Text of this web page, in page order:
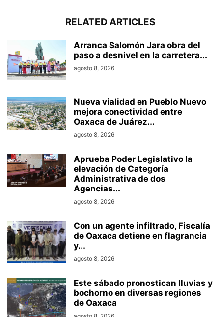
RELATED ARTICLES
Arranca Salomón Jara obra del
paso a desnivel en la carretera...
agosto 8, 2026
Nueva vialidad en Pueblo Nuevo
mejora conectividad entre
Oaxaca de Juárez...
agosto 8, 2026
Aprueba Poder Legislativo la
elevación de Categoría
Administrativa de dos
Agencias...
agosto 8, 2026
Con un agente infiltrado, Fiscalía
de Oaxaca detiene en flagrancia
y...
agosto 8, 2026
Este sábado pronostican lluvias y
bochorno en diversas regiones
de Oaxaca